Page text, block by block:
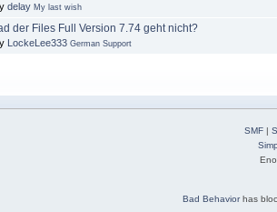
delay My last wish
der Files Full Version 7.74 geht nicht?
LockeLee333 German Support
SMF|
Bad Behaviorhas